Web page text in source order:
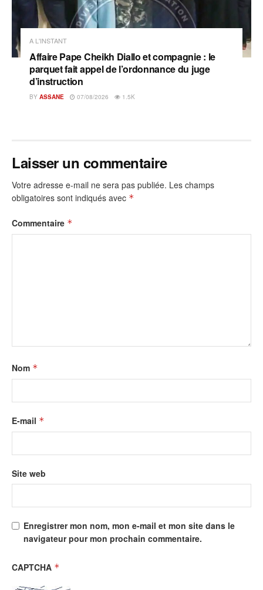
A L'INSTANT
Affaire Pape Cheikh Diallo et compagnie : le
parquet fait appel de l’ordonnance du juge
d’instruction
BY ASSANE 07/08/2026 1.5K
Laisser un commentaire
Votre adresse e-mail ne sera pas publiée. Les champs
obligatoires sont indiqués avec *
Commentaire *
Nom *
E-mail *
Site web
Enregistrer mon nom, mon e-mail et mon site dans le
navigateur pour mon prochain commentaire.
CAPTCHA *